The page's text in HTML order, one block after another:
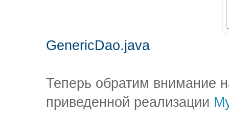
GenericDao.java
Теперь обратим внимание
приведенной реализации